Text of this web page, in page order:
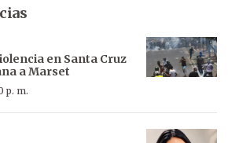
en Santa Cruz
a Marset
p. m.